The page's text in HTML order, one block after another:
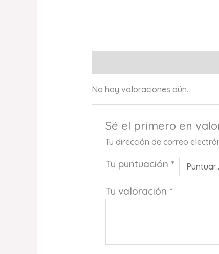
No hay valoraciones aún.
Sé el primero en
Tu dirección de correo
Tu puntuación *
Tu valoración *